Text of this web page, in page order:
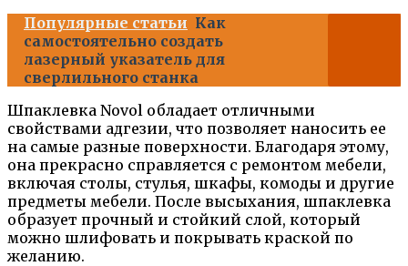
Популярные статьи Как
самостоятельно создать
лазерный указатель для
сверлильного станка
Шпаклевка Novol обладает отличными
свойствами адгезии, что позволяет наносить ее
на самые разные поверхности. Благодаря этому,
она прекрасно справляется с ремонтом мебели,
включая столы, стулья, шкафы, комоды и другие
предметы мебели. После высыхания, шпаклевка
образует прочный и стойкий слой, который
можно шлифовать и покрывать краской по
желанию.